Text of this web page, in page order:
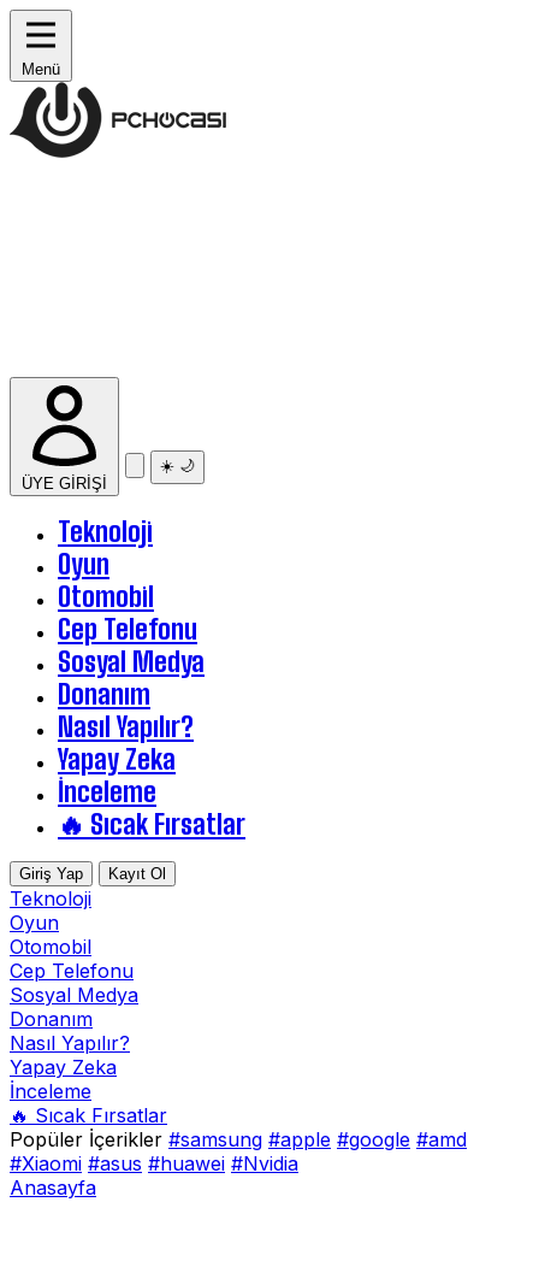
Menü
ÜYE GİRİŞİ
☀️ 🌙
Teknoloji
Oyun
Otomobil
Cep Telefonu
Sosyal Medya
Donanım
Nasıl Yapılır?
Yapay Zeka
İnceleme
🔥 Sıcak Fırsatlar
Giriş Yap Kayıt Ol
Teknoloji
Oyun
Otomobil
Cep Telefonu
Sosyal Medya
Donanım
Nasıl Yapılır?
Yapay Zeka
İnceleme
🔥 Sıcak Fırsatlar
Popüler İçerikler #samsung #apple #google #amd
#Xiaomi #asus #huawei #Nvidia
Anasayfa